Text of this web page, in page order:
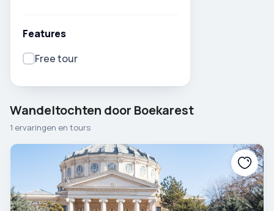
Features
Free tour
Wandeltochten door Boekarest
1 ervaringen en tours